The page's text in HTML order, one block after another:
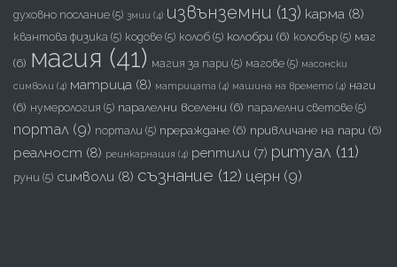
духовно послание (5) змии (4) извънземни (13) карма (8)
квантова физика (5) кодове (5) колоб (5) колобри (6) колобър (5) маг
(6) магия (41) магия за пари (5) магове (5) масонски
символи (4) матрица (8) матрицата (4) машина на времето (4) наги
(6) нумерология (5) паралелни вселени (6) паралелни светове (5)
портал (9) портали (5) прераждане (6) привличане на пари (6)
реалност (8) реинкарнация (4) рептили (7) ритуал (11)
руни (5) символи (8) съзнание (12) церн (9)